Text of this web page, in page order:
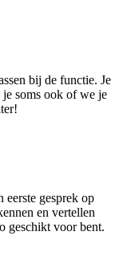
bij de functie. Je
soms ook of we je
gesprek op
en vertellen
geschikt voor bent.